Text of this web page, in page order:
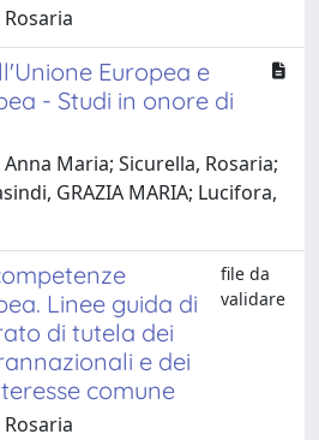
Europea e
- Studi in onore di
Maria; Sicurella, Rosaria;
GRAZIA MARIA; Lucifora,
Linee guida di
di tutela dei
e dei
comune
file da
validare